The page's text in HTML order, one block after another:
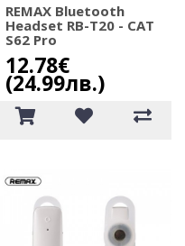
REMAX Bluetooth
Headset RB-T20 - CAT
S62 Pro
12.78€
(24.99лв.)